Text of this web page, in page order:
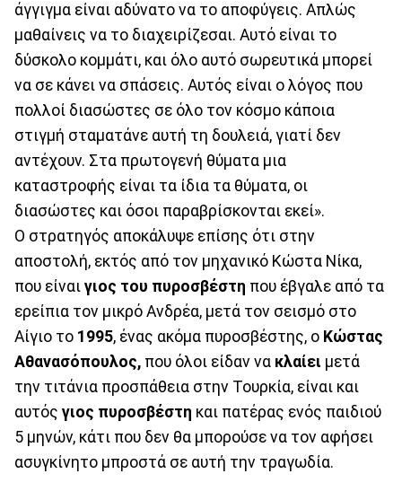
άγγιγμα είναι αδύνατο να το αποφύγεις. Απλώς
μαθαίνεις να το διαχειρίζεσαι. Αυτό είναι το
δύσκολο κομμάτι, και όλο αυτό σωρευτικά μπορεί
να σε κάνει να σπάσεις. Αυτός είναι ο λόγος που
πολλοί διασώστες σε όλο τον κόσμο κάποια
στιγμή σταματάνε αυτή τη δουλειά, γιατί δεν
αντέχουν. Στα πρωτογενή θύματα μια
καταστροφής είναι τα ίδια τα θύματα, οι
διασώστες και όσοι παραβρίσκονται εκεί».
Ο στρατηγός αποκάλυψε επίσης ότι στην
αποστολή, εκτός από τον μηχανικό Κώστα Νίκα,
που είναι γιος του πυροσβέστη που έβγαλε από τα
ερείπια τον μικρό Ανδρέα, μετά τον σεισμό στο
Αίγιο το 1995, ένας ακόμα πυροσβέστης, ο Κώστας
Αθανασόπουλος, που όλοι είδαν να κλαίει μετά
την τιτάνια προσπάθεια στην Τουρκία, είναι και
αυτός γιος πυροσβέστη και πατέρας ενός παιδιού
5 μηνών, κάτι που δεν θα μπορούσε να τον αφήσει
ασυγκίνητο μπροστά σε αυτή την τραγωδία.